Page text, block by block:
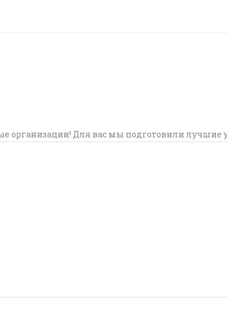
организации! Для вас мы подготовили лучшие